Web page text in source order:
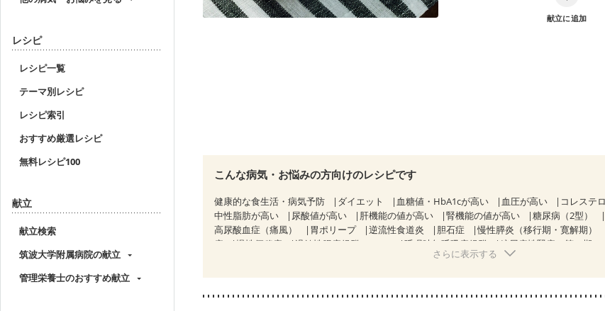
レシピ
レシピ一覧
テーマ別レシピ
レシピ索引
おすすめ厳選レシピ
無料レシピ100
献立
献立検索
筑波大学附属病院の献立
管理栄養士のおすすめ献立
献立に追加
こんな病気・お悩みの方向けのレシピです
健康的な食生活・病気予防 ダイエット 血糖値・HbA1cが高い 血圧が高い
コレステ
中性脂肪が高い
尿酸値が高い 肝機能の値が高い 腎機能の値が高い 糖尿病（2型）
高尿酸血症（痛風）
胃ポリープ 逆流性食道炎 胆石症 慢性膵炎（移行期・寛解期）
痔
慢性便秘症 過敏性腸症候群（IBS） 睡眠時無呼吸症候群
糖尿病性腎症（第１期）
CKD（ステージ１）
妊婦健診・体重増加が気になる（初期）
妊婦健診・血圧が気になる（初期）
さらに表示する